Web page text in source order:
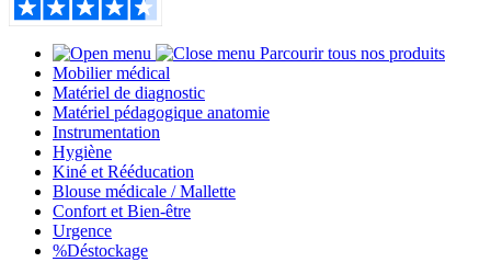
Parcourir tous nos produits
Mobilier médical
Matériel de diagnostic
Matériel pédagogique anatomie
Instrumentation
Hygiène
Kiné et Rééducation
Blouse médicale / Mallette
Confort et Bien-être
Urgence
%Déstockage